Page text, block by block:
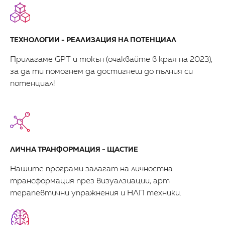
ТЕХНОЛОГИИ - РЕАЛИЗАЦИЯ НА ПОТЕНЦИАЛ
Прилагаме GPT и токън (очаквайте в края на 2023),
за да ти помогнем да достигнеш до пълния си
потенциал!
ЛИЧНА ТРАНФОРМАЦИЯ - ЩАСТИЕ
Нашите програми залагат на личностна
трансформация през визуалзиации, арт
терапевтични упражнения и НЛП техники.